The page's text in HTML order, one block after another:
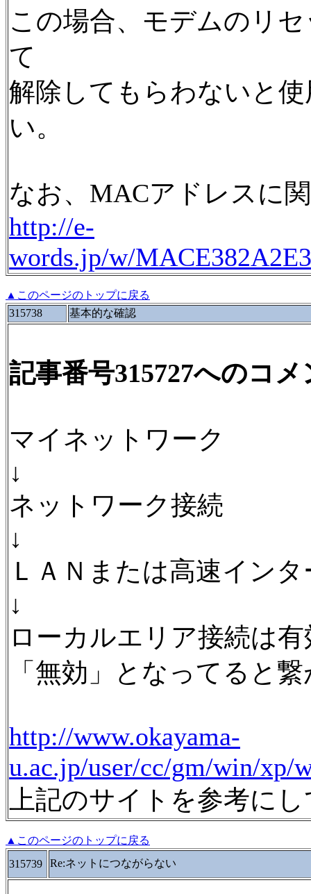
この場合、モデムのリ
て
解除してもらわないと
い。
なお、MACアドレスに
http://e-
words.jp/w/
▲このページのトップに戻る
315738
基本的な確認
記事番号315727へのコメ
マイネットワーク
↓
ネットワーク接続
↓
ＬＡＮまたは高速イン
↓
ローカルエリア接続は
「無効」となってると
http://www.okayama-
u.ac.jp/user/cc/gm/win/xp/
上記のサイトを参考に
▲このページのトップに戻る
315739
Re:ネットにつながらない